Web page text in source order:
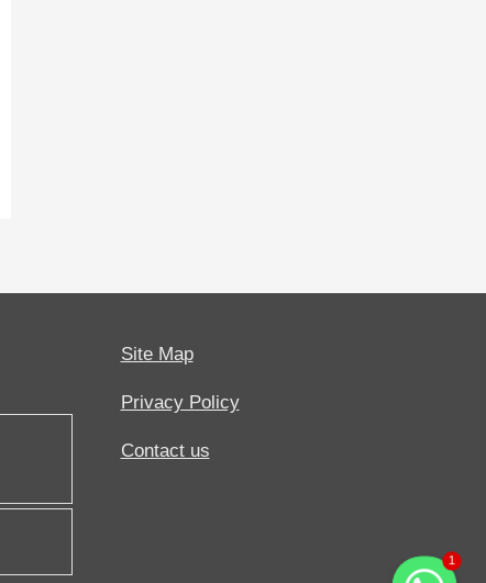
Site Map
Privacy Policy
Contact us
1